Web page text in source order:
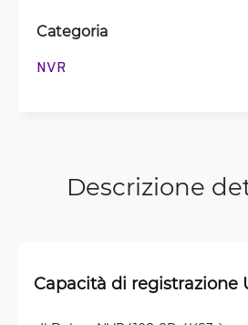
Categoria
NVR
Descrizione
Capacità di registrazione